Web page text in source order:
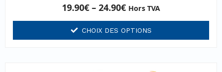
Note
0
19.90€ – 24.90€ Hors TVA
CHOIX DES OPTIONS